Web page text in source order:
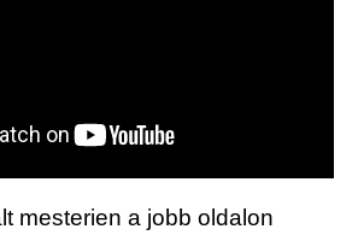
mesterien a jobb oldalon